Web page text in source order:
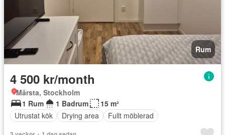
Rum
4 500 kr/month
Märsta, Stockholm
1 Rum
1 Badrum
15 m²
Utrustat kök
Drying area Fullt möblerad